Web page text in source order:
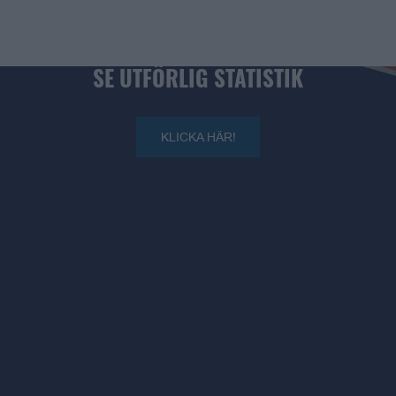
1 700. SE UTFÖRLIG STATISTIK
KLICKA HÄR!